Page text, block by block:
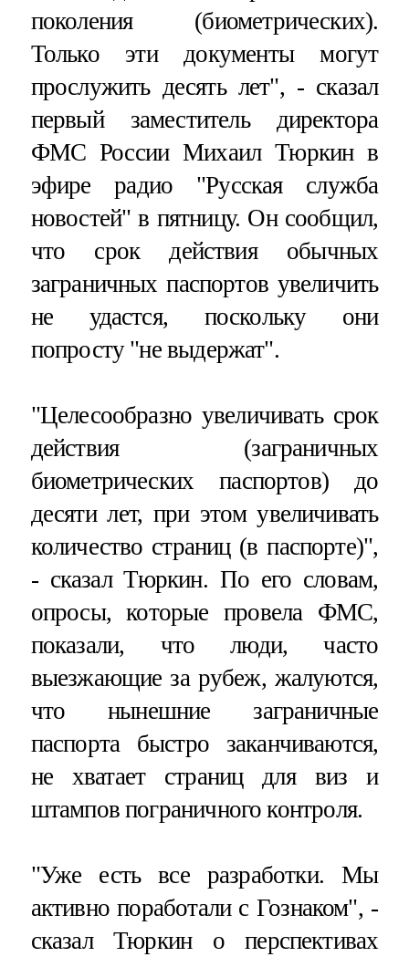
поколения (биометрических).
Только эти документы могут
прослужить десять лет", - сказал
первый заместитель директора
ФМС России Михаил Тюркин в
эфире радио "Русская служба
новостей" в пятницу. Он сообщил,
что срок действия обычных
заграничных паспортов увеличить
не удастся, поскольку они
попросту "не выдержат".
"Целесообразно увеличивать срок
действия (заграничных
биометрических паспортов) до
десяти лет, при этом увеличивать
количество страниц (в паспорте)",
- сказал Тюркин. По его словам,
опросы, которые провела ФМС,
показали, что люди, часто
выезжающие за рубеж, жалуются,
что нынешние заграничные
паспорта быстро заканчиваются,
не хватает страниц для виз и
штампов пограничного контроля.
"Уже есть все разработки. Мы
активно поработали с Гознаком", -
сказал Тюркин о перспективах